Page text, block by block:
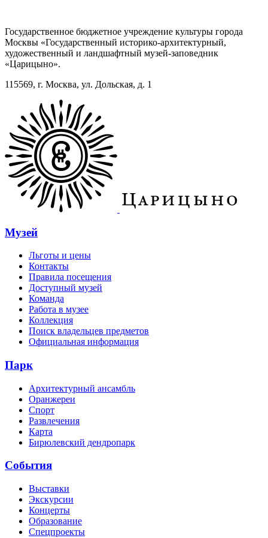
Государственное бюджетное учреждение культуры города
Москвы «Государственный историко-архитектурный,
художественный и ландшафтный музей-заповедник
«Царицыно».
115569, г. Москва, ул. Дольская, д. 1
Музей
Льготы и цены
Контакты
Правила посещения
Доступный музей
Команда
Работа в музее
Коллекция
Поиск владельцев предметов
Официальная информация
Парк
Архитектурный ансамбль
Оранжереи
Спорт
Развлечения
Карта
Бирюлевский дендропарк
События
Выставки
Экскурсии
Концерты
Образование
Спецпроекты